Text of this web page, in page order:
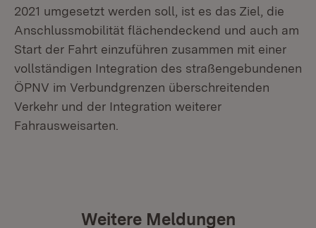
2021 umgesetzt werden soll, ist es das Ziel, die
Anschlussmobilität flächendeckend und auch am
Start der Fahrt einzuführen zusammen mit einer
vollständigen Integration des straßengebundenen
ÖPNV im Verbundgrenzen überschreitenden
Verkehr und der Integration weiterer
Fahrausweisarten.
Weitere Meldungen